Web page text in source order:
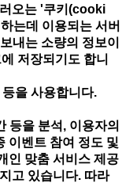
오는 '쿠키(cooki
는데 이용되는 서버
내는 소량의 정보이
저장되기도 합니
을 사용합니다.
등을 분석, 이용자의
이벤트 참여 정도 및
인 맞춤 서비스 제공
고 있습니다. 따라